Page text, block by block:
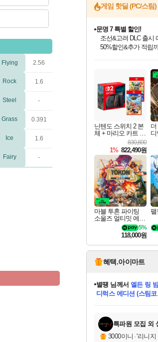
Flying 2.56
Rock 1.6
Steel -
Grass 0.391
Ice 1.6
Fairy -
게임 핫딜 (PC/스팀)
최대 90% 할인가를
네이버혜택과 함께
문명 7 특별 할인!
마블 투혼 파이팅 소울
마블 히어로 총 출동&
네이버 포인트 혜택
이니&베니 혜택까지!
네이버 혜택가와 함
할인&네이버혜택으
네이버페이 혜택과
40주년 프로모션으
할인가에 만나보세요!
일부 에디션 상시 할
혜택으로 예약 판매 중
편안하게 충전하세요
닌텐도 스위치 2 본
체 + 마리오 카트 월
드 + 슈퍼 마리오 파
티 잼버리 닌텐도
스위치 2 에디션 +
잼버리 TV 번들
830,800
1% 822,490원
디
마블 투혼 파이팅
소울즈 얼티밋 에디
션 MARVEL Tokon
Fighting Souls Ultima
5%
118,000원
팰
혜택.아이마트
교환.
당첨되셨습니다.
니코 님께서 (본편포
다이버 인 더 정글 번들
당첨되셨습니다.
당첨되셨습니다.
당첨되셨습니다.
당첨되셨습니다.
당첨되셨습니다.
에디션 (스팀코드)를
당첨되셨습니다.
특파원 모집 외
3000이니 ·'리니지